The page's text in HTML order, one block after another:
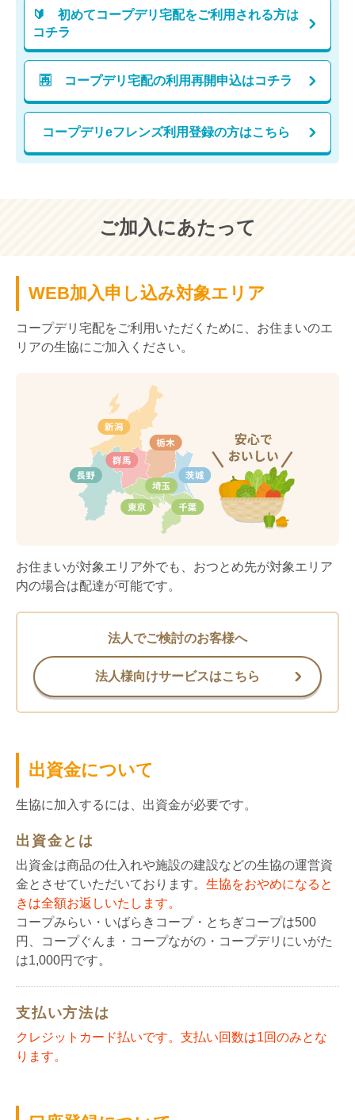
🔰 初めてコープデリ宅配をご利用される方は
コチラ
🈞 コープデリ宅配の利用再開申込はコチラ
コープデリeフレンズ利用登録の方はこちら
ご加入にあたって
WEB加入申し込み対象エリア
コープデリ宅配をご利用いただくために、お住まいのエ
リアの生協にご加入ください。
お住まいが対象エリア外でも、おつとめ先が対象エリア
内の場合は配達が可能です。
法人でご検討のお客様へ
法人様向けサービスはこちら
出資金について
生協に加入するには、出資金が必要です。
出資金とは
出資金は商品の仕入れや施設の建設などの生協の運営資
金とさせていただいております。 生協をおやめになると
きは全額お返しいたします。
コープみらい・いばらきコープ・とちぎコープは500
円、コープぐんま・コープながの・コープデリにいがた
は1,000円です。
支払い方法は
クレジットカード払いです。支払い回数は1回のみとな
ります。